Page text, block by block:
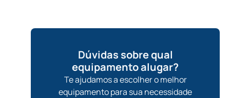
Dúvidas sobre qual
equipamento alugar?
Te ajudamos a escolher o melhor
equipamento para sua necessidade